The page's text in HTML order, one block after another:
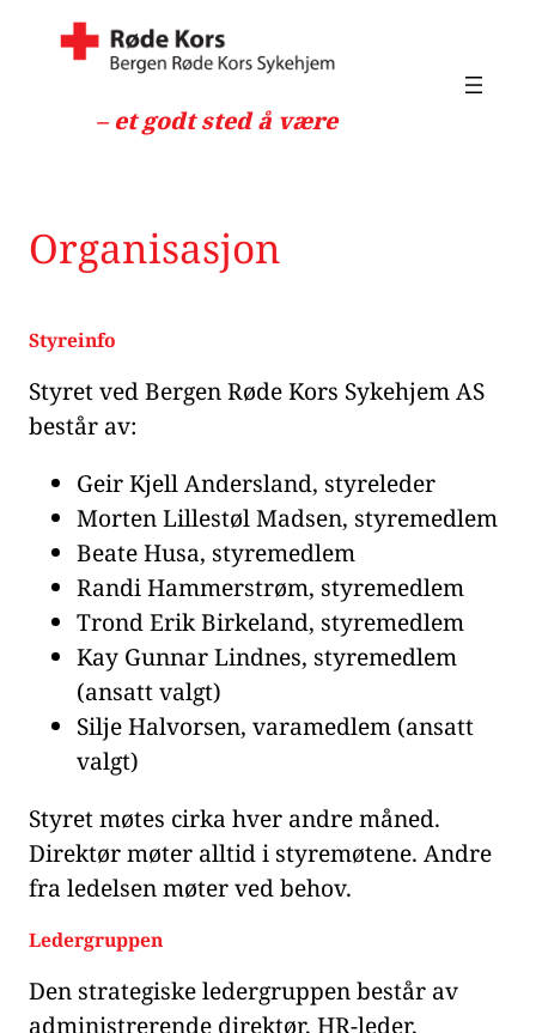
Hopp
– et godt sted å være
Organisasjon
Styreinfo
Styret ved Bergen Røde Kors Sykehjem AS
består av:
Geir Kjell Andersland, styreleder
Morten Lillestøl Madsen, styremedlem
Beate Husa, styremedlem
Randi Hammerstrøm, styremedlem
Trond Erik Birkeland, styremedlem
Kay Gunnar Lindnes, styremedlem
(ansatt valgt)
Silje Halvorsen, varamedlem (ansatt
valgt)
Styret møtes cirka hver andre måned.
Direktør møter alltid i styremøtene. Andre
fra ledelsen møter ved behov.
Ledergruppen
Den strategiske ledergruppen består av
administrerende direktør, HR-leder,